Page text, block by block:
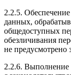
2.2.5.
данных,
общедоступных
обезличивания
не предусмотрено
2.2.6. Выполнение